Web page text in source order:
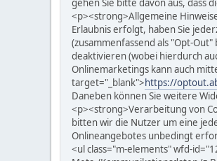
gehen Sie bitte davon aus, dass
<p><strong>Allgemeine
Erlaubnis erfolgt, haben Sie
(zusammenfassend als "Opt-
deaktivieren (wobei hierdurch
Onlinemarketings kann auch
target="_blank">https://
Daneben können Sie weitere
<p><strong>Verarbeitung von
bitten wir die Nutzer um eine
Onlineangebotes unbedingt
<ul class="m-elements" wfd-